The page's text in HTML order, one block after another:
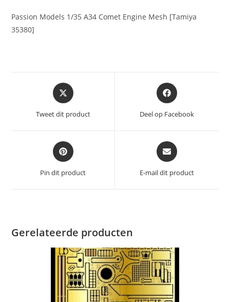
Passion Models 1/35 A34 Comet Engine Mesh [Tamiya
35380]
Opent
in
een
nieuw
Tweet dit product
Opent
in
nieuw
Deel op Facebook
Opent
in
een
nieuw
Pin dit product
Opent
in
een
nieuw
E-mail dit product
Gerelateerde producten